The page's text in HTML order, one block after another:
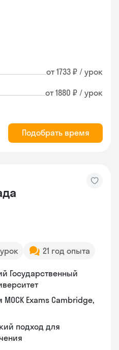
от 1733 ₽ / урок
от 1880 ₽ / урок
Подобрать время
21 год опыта
Государственный
Exams Cambridge,
подход для